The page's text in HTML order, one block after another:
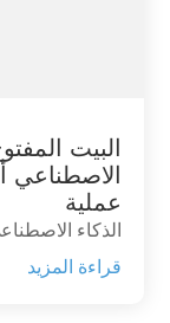
البيت
عملية
الذكاء
قراءة المزيد